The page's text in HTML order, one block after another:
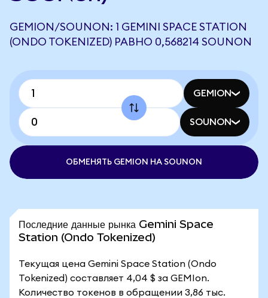
GEMION/SOUNON: 1 GEMINI SPACE STATION
(ONDO TOKENIZED) РАВНО 0,568214 SOUNON
GEMION
SOUNON
ОБМЕНЯТЬ GEMION НА SOUNON
Последние данные рынка Gemini Space
Station (Ondo Tokenized)
Текущая цена Gemini Space Station (Ondo
Tokenized) составляет 4,04 $ за GEMIon.
Количество токенов в обращении 3,86 тыс.